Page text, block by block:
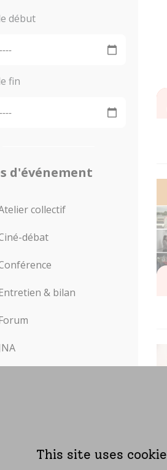
début
fin
d'événement
collectif
débat
& bilan
Web-conférence
This site uses